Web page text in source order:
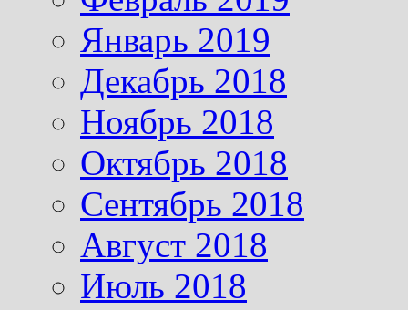
Январь 2019
Декабрь 2018
Ноябрь 2018
Октябрь 2018
Сентябрь 2018
Август 2018
Июль 2018